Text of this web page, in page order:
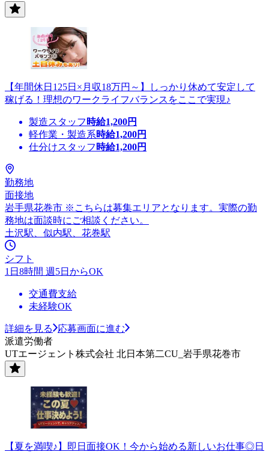
【年間休日125日×月収18万円～】しっかり休めて安定して
稼げる！理想のワークライフバランスをここで実現♪
製造スタッフ 時給1,200円
軽作業・製造系時給1,200円
仕分けスタッフ 時給1,200円
勤務地
面接地
岩手県花巻市 ※こちらは募集エリアとなります。実際の勤
務地は面談時にご相談ください。
土沢駅、似内駅、花巻駅
シフト
1日8時間 週5日からOK
交通費支給
未経験OK
詳細を見る
応募画面に進む
派遣労働者
UTエージェント株式会社 北日本第二CU_岩手県花巻市
【夏を満喫♪】即日面接OK！今から始める新しいお仕事◎日